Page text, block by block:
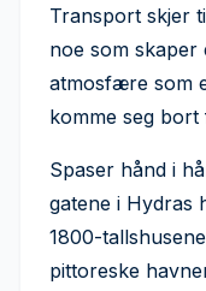
Transport skjer
noe som skaper
atmosfære som
komme seg bort
Spaser hånd i
gatene i Hydras
1800-
pittoreske